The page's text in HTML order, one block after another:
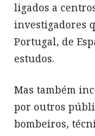
ligados a
investigadores
Portugal, de
estudos.
Mas também
por outros
bombeiros,